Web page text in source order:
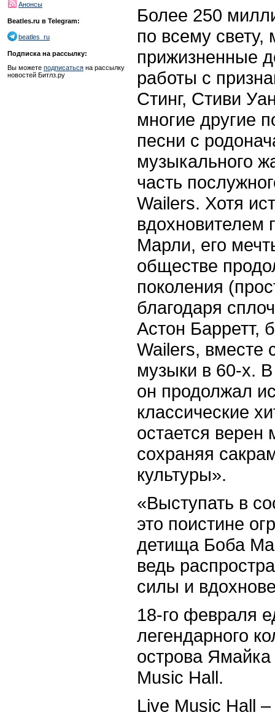
Анонсы
Beatles.ru в Telegram:
beatles_ru
Подписка на рассылку:
Вы можете подписаться на рассылку
новостей Битлз.ру
Более 250
по всему
прижизненные
работы с
Стинг, Стиви
многие другие
песни с
музыкального
часть
Wailers. Хотя
вдохновителем
Марли, его
обществе
поколения
благодаря
Астон Барретт,
Wailers, вместе
музыки в 60-х.
он продолжал
классические
остается верен
сохраняя
культуры».
«Выступать в
это поистине
детища Боба
ведь
силы и
18-го февраля
легендарного
острова
Music Hall.
Live Music Hall –